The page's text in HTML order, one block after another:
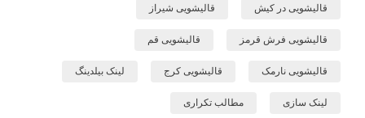
قالیشویی در کیش قالیشویی شیراز
قالیشویی فرش قرمز قالیشویی قم
قالیشویی نارمک قالیشویی کرج لینک بیلدینگ
لینک سازی مطالب تکراری